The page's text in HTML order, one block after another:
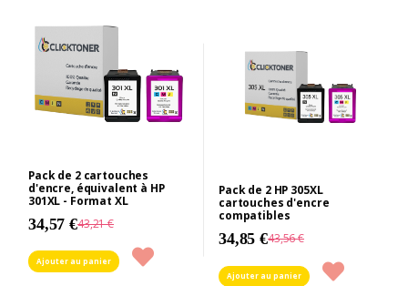
Pack de 2 cartouches
d'encre, équivalent à HP
301XL - Format XL
34,57 €43,21 €
Ajouter au panier
Pack de 2 HP 305XL
cartouches d'encre
compatibles
34,85 €43,56 €
Ajouter au panier